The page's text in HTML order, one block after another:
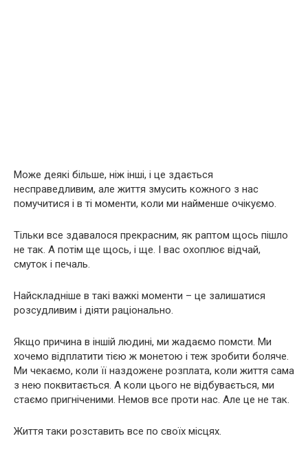
Може деякі більше, ніж інші, і це здається
несправедливим, але життя змусить кожного з нас
помучитися і в ті моменти, коли ми найменше очікуємо.
Тільки все здавалося прекрасним, як раптом щось пішло
не так. А потім ще щось, і ще. І вас охоплює відчай,
смуток і печаль.
Найскладніше в такі важкі моменти – це залишатися
розсудливим і діяти раціонально.
Якщо причина в іншій людині, ми жадаємо пoмсти. Ми
хочемо відплатити тією ж монетою і теж зробити боляче.
Ми чекаємо, коли її наздожене розплата, коли життя сама
з нею поквитається. А коли цього не відбувається, ми
стаємо пригніченими. Немов все проти нас. Але це не так.
Життя таки розставить все по своїх місцях.